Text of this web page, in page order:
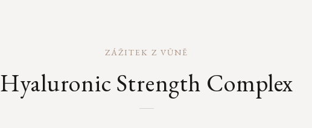
ZÁŽITEK Z VŮNĚ
Hyaluronic Strength Complex